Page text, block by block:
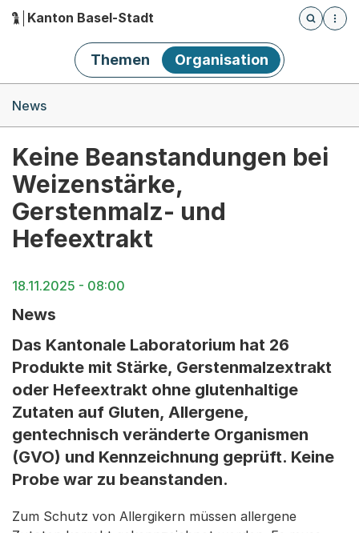
Hauptnavigation
Kanton Basel-Stadt
Öffnet
Themen Organisation
News
Keine Beanstandungen bei
Weizenstärke,
Gerstenmalz- und
Hefeextrakt
18.11.2025 - 08:00
News
Das Kantonale Laboratorium hat 26
Produkte mit Stärke, Gerstenmalzextrakt
oder Hefeextrakt ohne glutenhaltige
Zutaten auf Gluten, Allergene,
gentechnisch veränderte Organismen
(GVO) und Kennzeichnung geprüft. Keine
Probe war zu beanstanden.
Zum Schutz von Allergikern müssen allergene